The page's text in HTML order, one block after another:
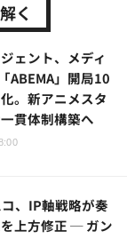
く
ェント、メディ
ABEMA」開局10
。新アニメスタ
貫体制構築へ
、IP軸戦略が奏
上方修正 ─ ガン